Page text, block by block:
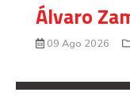
Álvaro
09 Ago 2026